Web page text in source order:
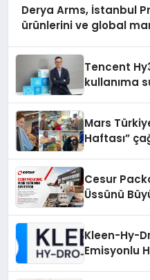
Derya Arms, İstanbul
ürünlerini ve global
Tencent
kullanıma
Mars
Haftası”
Cesur
Üssünü
Kleen-Hy-
Emisyonlu